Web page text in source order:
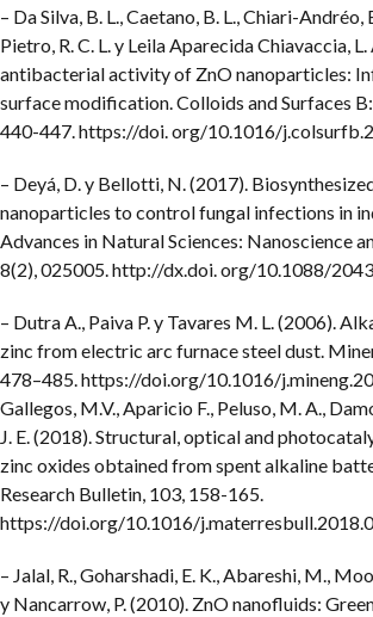
– Da Silva, B. L., Caetano, B. L., Chiari-Andréo,
Pietro, R. C. L. y Leila Aparecida Chiavaccia,
antibacterial activity of ZnO nanoparticles:
surface modification. Colloids and Surfaces
440-447. https://doi. org/10.1016/
– Deyá, D. y Bellotti, N. (2017).
nanoparticles to control fungal infections in
Advances in Natural Sciences: Nanoscience
8(2), 025005. http://dx.doi. org/10.1088/
– Dutra A., Paiva P. y Tavares M. L. (2006).
zinc from electric arc furnace steel dust.
478–485. https://doi.org/10.1016/
Gallegos, M.V., Aparicio F., Peluso, M. A.,
J. E. (2018). Structural, optical and
zinc oxides obtained from spent alkaline
Research Bulletin, 103, 158-165.
https://doi.org/10.1016/
– Jalal, R., Goharshadi, E. K., Abareshi, M.,
y Nancarrow, P. (2010). ZnO nanofluids: